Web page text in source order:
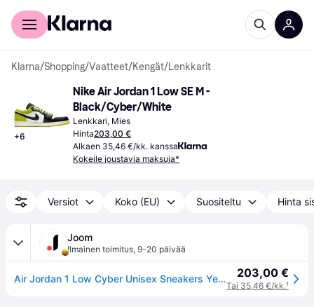
Kuluttajille
Klarna/Shopping/Vaatteet/Kengät/Lenkkarit
+6
Nike Air Jordan 1 Low SE M -
Black/Cyber/White
Lenkkari, Mies
Hinta203,00 €
Alkaen 35,46 €/kk. kanssa
Kokeile joustavia maksuja*
Versiot Koko (EU) Suositeltu Hinta
Joom
Ilmainen toimitus, 9-20 päivää
Air Jordan 1 Low Cyber Unisex Sneakers Yellow Black White CK3022-003 43 203,00 €
Tai 35,46 €/kk.¹